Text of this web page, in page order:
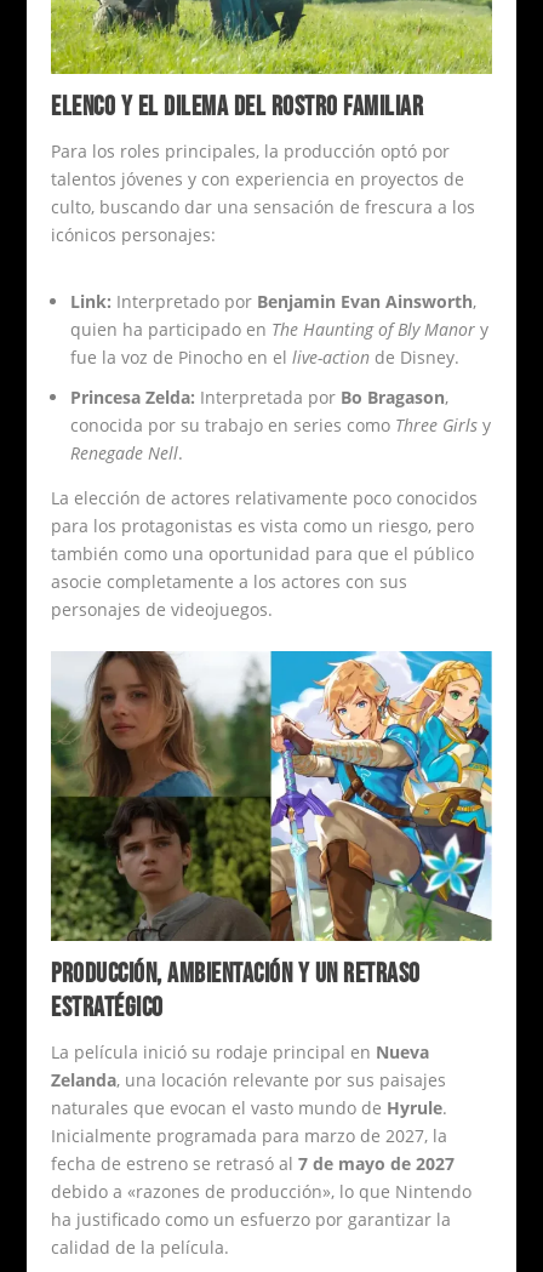
ELENCO Y EL DILEMA DEL ROSTRO FAMILIAR
Para los roles principales, la producción optó por
talentos jóvenes y con experiencia en proyectos de
culto, buscando dar una sensación de frescura a los
icónicos personajes:
Link: Interpretado por Benjamin Evan Ainsworth,
quien ha participado en The Haunting of Bly Manor y
fue la voz de Pinocho en ellive-action de Disney.
Princesa Zelda: Interpretada por Bo Bragason,
conocida por su trabajo en series como Three Girls y
Renegade Nell.
La elección de actores relativamente poco conocidos
para los protagonistas es vista como un riesgo, pero
también como una oportunidad para que el público
asocie completamente a los actores con sus
personajes de videojuegos.
PRODUCCIÓN, AMBIENTACIÓN Y UN RETRASO
ESTRATÉGICO
La película inició su rodaje principal en Nueva
Zelanda, una locación relevante por sus paisajes
naturales que evocan el vasto mundo de Hyrule.
Inicialmente programada para marzo de 2027, la
fecha de estreno se retrasó al7 de mayo de 2027
debido a «razones de producción», lo que Nintendo
ha justificado como un esfuerzo por garantizar la
calidad de la película.